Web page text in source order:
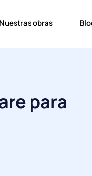
Nuestras obras
para